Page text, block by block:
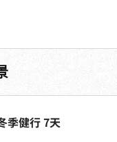
季健行 7天